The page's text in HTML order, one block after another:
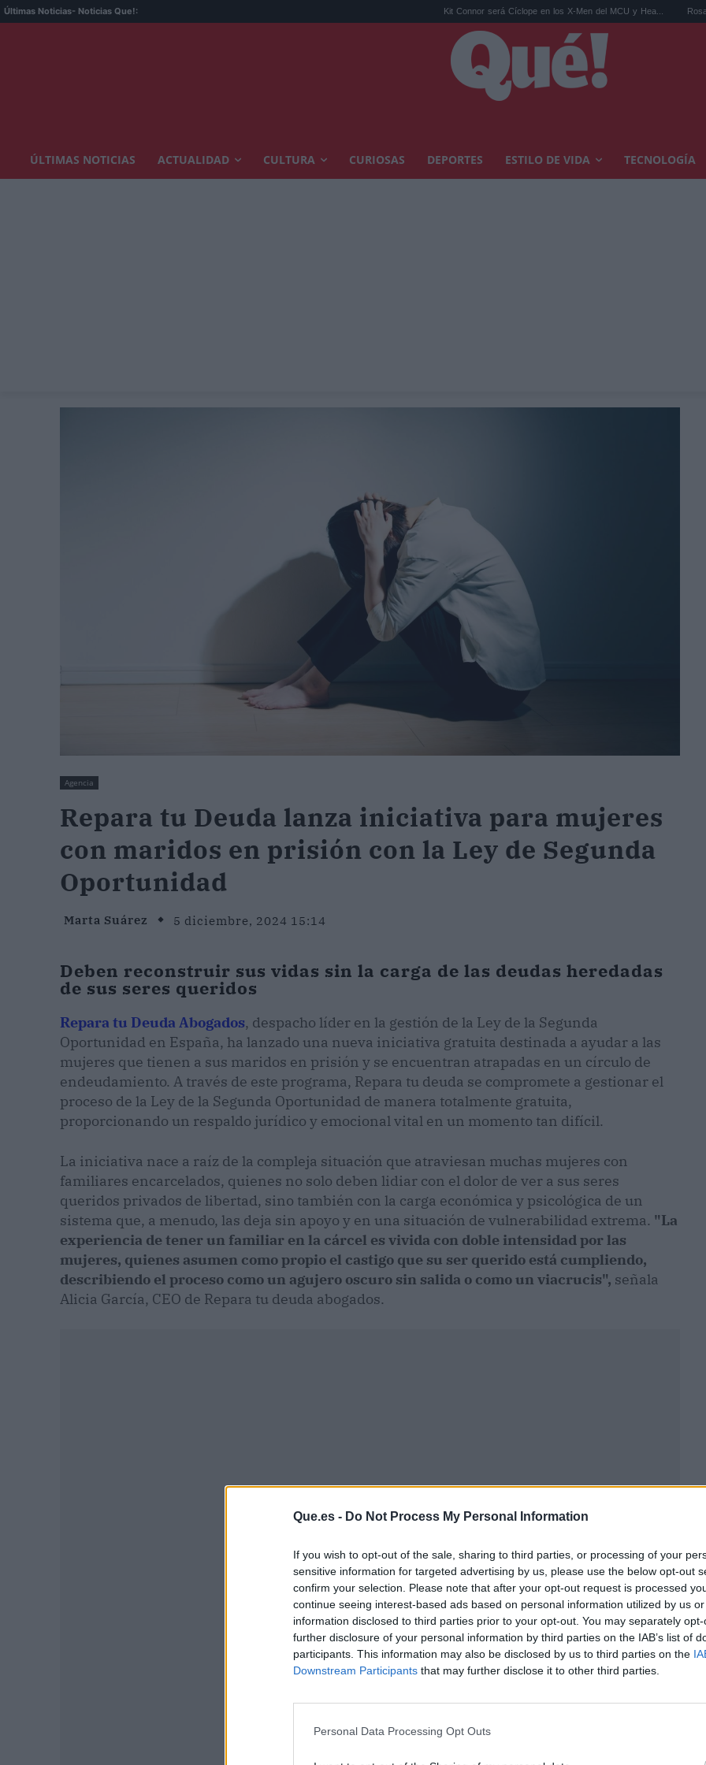
Que.es - Do Not Process My Personal Information
If you wish to opt-out of the sale, sharing to third parties, or processing of your
sensitive information for targeted advertising by us, please use the below opt-out
confirm your selection. Please note that after your opt-out request is processed
continue seeing interest-based ads based on personal information utilized by us
information disclosed to third parties prior to your opt-out. You may separately
further disclosure of your personal information by third parties on the IAB’s list of
participants. This information may also be disclosed by us to third parties on the
Downstream Participants that may further disclose it to other third parties.
Personal Data Processing Opt Outs
Últimas Noticias- Noticias Que!: Kit Connor será Cíclope en los X-Men del MCU y Hea... Rosalía en Buenos
ÚLTIMAS NOTICIAS ACTUALIDAD CULTURA CURIOSAS DEPORTES ESTILO DE VIDA TECNOLOGÍA
Agencia
Repara tu Deuda lanza iniciativa para mujeres
con maridos en prisión con la Ley de Segunda
Oportunidad
Marta Suárez 5 diciembre, 2024 15:14
Deben reconstruir sus vidas sin la carga de las deudas heredadas
de sus seres queridos
Repara tu Deuda Abogados, despacho líder en la gestión de la Ley de la Segunda
Oportunidad en España, ha lanzado una nueva iniciativa gratuita destinada a ayudar a las
mujeres que tienen a sus maridos en prisión y se encuentran atrapadas en un círculo de
endeudamiento. A través de este programa, Repara tu deuda se compromete a gestionar el
proceso de la Ley de la Segunda Oportunidad de manera totalmente gratuita,
proporcionando un respaldo jurídico y emocional vital en un momento tan difícil.
La iniciativa nace a raíz de la compleja situación que atraviesan muchas mujeres con
familiares encarcelados, quienes no solo deben lidiar con el dolor de ver a sus seres
queridos privados de libertad, sino también con la carga económica y psicológica de un
sistema que, a menudo, las deja sin apoyo y en una situación de vulnerabilidad extrema. "La
experiencia de tener un familiar en la cárcel es vivida con doble intensidad por las
mujeres, quienes asumen como propio el castigo que su ser querido está cumpliendo,
describiendo el proceso como un agujero oscuro sin salida o como un viacrucis", señala
Alicia García, CEO de Repara tu deuda abogados.
Publicidad